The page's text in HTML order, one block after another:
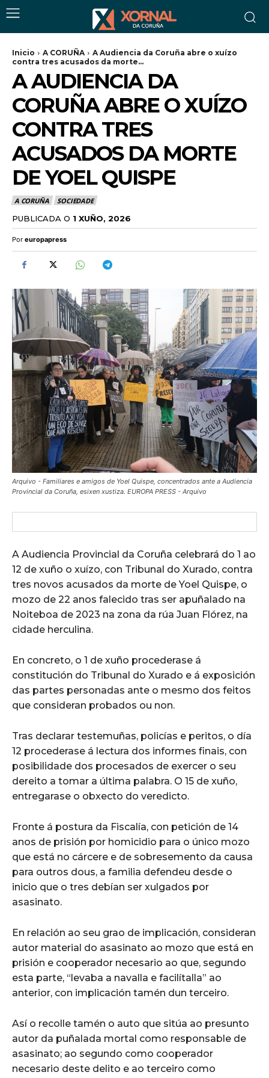
Inicio A CORUÑA
A Audiencia da Coruña abre o xuízo
contra tres acusados da morte...
A AUDIENCIA DA
CORUÑA ABRE O XUÍZO
CONTRA TRES
ACUSADOS DA MORTE
DE YOEL QUISPE
A CORUÑA SOCIEDADE
PUBLICADA O 1 XUÑO, 2026
Por europapress
Arquivo - Familiares e amigos de Yoel Quispe, concentrados ante a Audiencia
Provincial da Coruña, esixen xustiza. EUROPA PRESS - Arquivo
A Audiencia Provincial da Coruña celebrará do 1 ao
12 de xuño o xuízo, con Tribunal do Xurado, contra
tres novos acusados da morte de Yoel Quispe, o
mozo de 22 anos falecido tras ser apuñalado na
Noiteboa de 2023 na zona da rúa Juan Flórez, na
cidade herculina.
En concreto, o 1 de xuño procederase á
constitución do Tribunal do Xurado e á exposición
das partes personadas ante o mesmo dos feitos
que consideran probados ou non.
Tras declarar testemuñas, policías e peritos, o día
12 procederase á lectura dos informes finais, con
posibilidade dos procesados de exercer o seu
dereito a tomar a última palabra. O 15 de xuño,
entregarase o obxecto do veredicto.
Fronte á postura da Fiscalía, con petición de 14
anos de prisión por homicidio para o único mozo
que está no cárcere e de sobresemento da causa
para outros dous, a familia defendeu desde o
inicio que o tres debían ser xulgados por
asasinato.
En relación ao seu grao de implicación, consideran
autor material do asasinato ao mozo que está en
prisión e cooperador necesario ao que, segundo
esta parte, “levaba a navalla e facilítalla” ao
anterior, con implicación tamén dun terceiro.
Así o recolle tamén o auto que sitúa ao presunto
autor da puñalada mortal como responsable de
asasinato; ao segundo como cooperador
necesario deste delito e ao terceiro como